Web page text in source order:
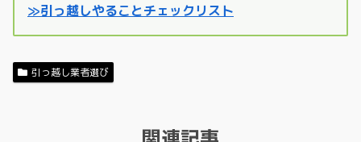
≫引っ越しやることチェックリスト
引っ越し業者選び